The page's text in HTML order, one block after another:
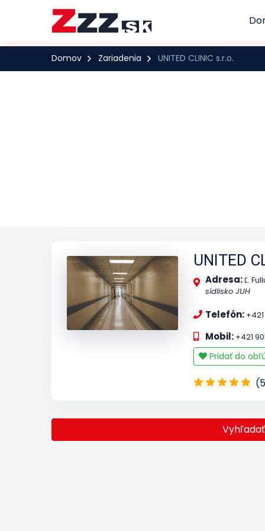
Domov Zariadenia UNITED CLINIC s.r.o.
UNITED
Adresa: Ľ.
sídlisko JUH
Telefón:
Mobil: +421
Pridať do
Vyhľadať